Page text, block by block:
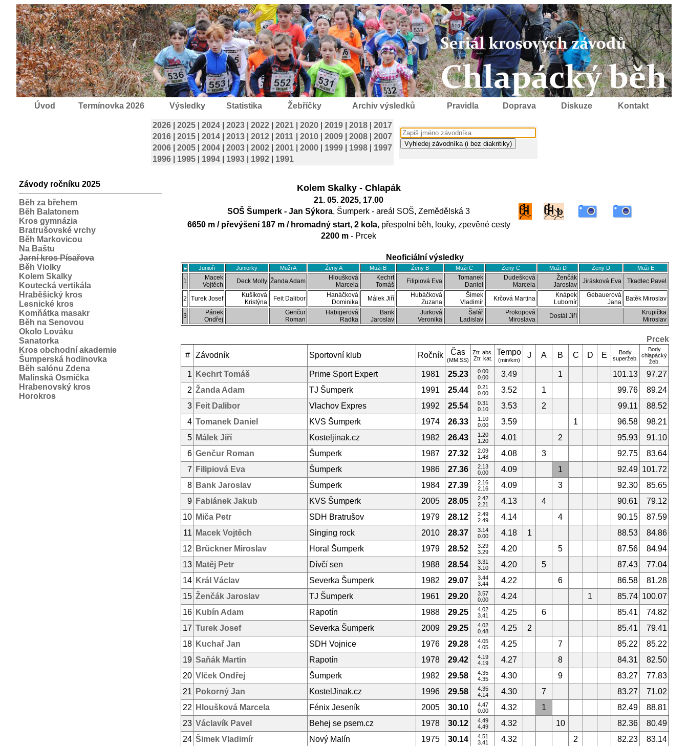
Úvod Termínovka 2026 Výsledky Statistika Žebříčky Archiv výsledků Pravidla Doprava Diskuze Kontakt
2026 2025 2024 2023 2022 2021 2020 2019 2018
2017
2016
2015 2014 2013 2012 2011 2010 2009 2008
2007
2006
2005 2004 2003 2002 2001 2000 1999 1998
1997
1996
1995 1994 1993 1992 1991
Závody ročníku 2025
Běh za břehem
Běh Balatonem
Kros gymnázia
Bratrušovské vrchy
Běh Markovicou
Na Baštu
Jarní kros Písařova
Běh Violky
Kolem Skalky
Koutecká vertikála
Hraběšický kros
Lesnické kros
Komňátka masakr
Běh na Senovou
Okolo Lováku
Sanatorka
Kros obchodní akademie
Šumperská hodinovka
Běh salónu Zdena
Malínská Osmička
Hrabenovský kros
Horokros
Kolem Skalky - Chlapák
21. 05. 2025, 17.00
SOŠ Šumperk - Jan Sýkora, Šumperk - areál SOŠ, Zemědělská 3
6650 m / převýšení 187 m / hromadný start, 2 kola, přespolní běh, louky, zpevěné cesty
2200 m - Prcek
Neoficiální výsledky
# Junioři Juniorky Muži A Ženy A Muži B Ženy B Muži C Ženy C Muži D Ženy D Muži E
1
Macek
Vojtěch
Deck Molly Žanda Adam
Hloušková
Marcela
Kechrt
Tomáš
Filipiová Eva
Tomanek
Daniel
Dudešková
Marcela
Ženčák
Jaroslav
Jirásková Eva Tkadlec Pavel
2 Turek Josef
Kušíková
Kristýna
Feit Dalibor
Hanáčková
Dominika
Málek Jiří
Hubáčková
Zuzana
Šimek
Vladimír
Krčová Martina
Knápek
Lubomír
Gebauerová
Jana
Batěk Miroslav
3
Pánek
Ondřej
Genčur
Roman
Habigerová
Radka
Bank
Jaroslav
Jurková
Veronika
Šafář
Ladislav
Prokopová
Miroslava
Dostál Jiří
Krupička
Miroslav
Prcek
#
Závodník Sportovní klub Ročník Čas
(MM.SS)
Ztr. abs.
Ztr. kat.
Tempo
(min/km)
J A B C D E
Body
superžeb.
Body
chlapácký
žeb.
1 Kechrt Tomáš Prime Sport Expert 1981 25.23
0.00
0.00
3.49 1 101.13
97.27
2 Žanda Adam TJ Šumperk 1991 25.44
0.21
0.00
3.52 1 99.76
89.24
3 Feit Dalibor Vlachov Expres 1992 25.54
0.31
0.10
3.53 2 99.11
88.52
4 Tomanek Daniel KVS Šumperk 1974 26.33
1.10
0.00
3.59 1 96.58
98.21
5 Málek Jiří Kosteljinak.cz 1982 26.43
1.20
1.20
4.01 2 95.93
91.10
6 Genčur Roman Šumperk 1987 27.32
2.09
1.48
4.08 3 92.75
83.64
7
Filipiová Eva Šumperk 1986 27.36
2.13
0.00
4.09 1 92.49 101.72
8 Bank Jaroslav Šumperk 1984 27.39
2.16
2.16
4.09 3 92.30
85.65
9 Fabiánek Jakub KVS Šumperk 2005 28.05
2.42
2.21
4.13 4 90.61
79.12
10 Miča Petr SDH Bratrušov 1979 28.12
2.49
2.49
4.14 4 90.15
87.59
11
Macek Vojtěch Singing rock 2010 28.37
3.14
0.00
4.18 1 88.53
84.86
12
Brückner Miroslav Horal Šumperk 1979 28.52
3.29
3.29
4.20 5 87.56
84.94
13 Matěj Petr Dívčí sen 1988 28.54
3.31
3.10
4.20 5 87.43
77.04
14 Král Václav Severka Šumperk 1982 29.07
3.44
3.44
4.22 6 86.58
81.28
15 Ženčák Jaroslav TJ Šumperk 1961 29.20
3.57
0.00
4.24 1 85.74 100.07
16 Kubín Adam Rapotín 1988 29.25
4.02
3.41
4.25 6 85.41
74.82
17 Turek Josef Severka Šumperk 2009 29.25
4.02
0.48
4.25 2 85.41
79.41
18 Kuchař Jan SDH Vojnice 1976 29.28
4.05
4.05
4.25 7 85.22
85.22
19 Saňák Martin Rapotín 1978 29.42
4.19
4.19
4.27 8 84.31
82.50
20 Vlček Ondřej Šumperk 1982 29.58
4.35
4.35
4.30 9 83.27
77.83
21
Pokorný Jan KostelJinak.cz 1996 29.58
4.35
4.14
4.30 7 83.27
71.02
22
Hloušková Marcela Fénix Jeseník 2005 30.10
4.47
0.00
4.32 1 82.49
88.81
23 Václavík Pavel Behej se psem.cz 1978 30.12
4.49
4.49
4.32 10 82.36
80.49
24 Šimek Vladimír Nový Malín 1975 30.14
4.51
3.41
4.32 2 82.23
83.14